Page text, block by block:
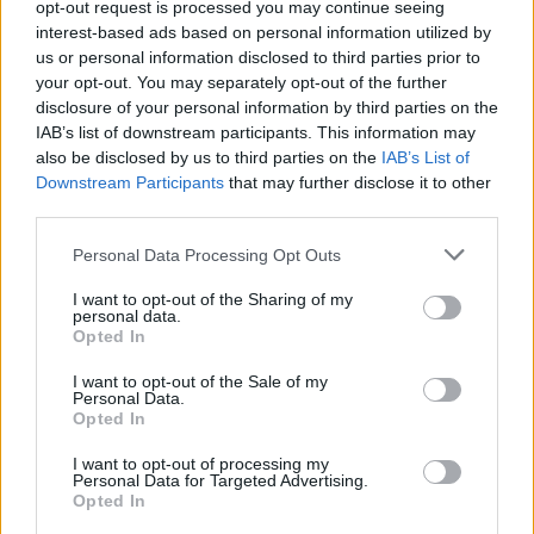
opt-out request is processed you may continue seeing
interest-based ads based on personal information utilized by
us or personal information disclosed to third parties prior to
your opt-out. You may separately opt-out of the further
disclosure of your personal information by third parties on the
IAB’s list of downstream participants. This information may
also be disclosed by us to third parties on the IAB’s List of
Downstream Participants that may further disclose it to other
Personal Data Processing Opt Outs
I want to opt-out of the Sharing of my
personal data.
Opted In
I want to opt-out of the Sale of my
Personal Data.
Opted In
I want to opt-out of processing my
Personal Data for Targeted Advertising.
Opted In
Resumen de datos de la ruta entre Francisco
Villa y Antigua Nuevo León
Tipo de
combustible
Precio
por litro
Gasto
5l/100km
Gasto
7l/100km
Gasto
10l/100km
Gasolina 95
- 0,00€ 0
Gasolina 98
0,00€ l.- 0,00€
Bio diesel
0,00€ 0l.- 0,00€
Estado del tráfico e incidencias de la DGT en
Francisco Villa
Actualmente no hay incidencias de tráfico cerca de